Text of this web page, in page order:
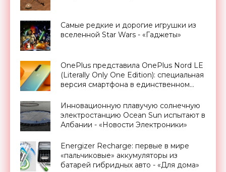
Самые редкие и дорогие игрушки из
вселенной Star Wars - «Гаджеты»
OnePlus представила OnePlus Nord LE
(Literally Only One Edition): специальная
версия смартфона в единственном
Инновационную плавучую солнечную
электростанцию Ocean Sun испытают в
Албании - «Новости Электроники»
Energizer Recharge: первые в мире
«пальчиковые» аккумуляторы из
батарей гибридных авто - «Для дома»